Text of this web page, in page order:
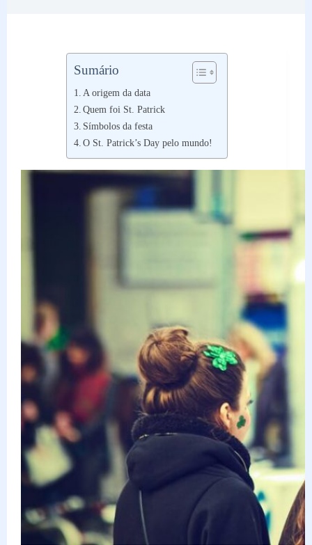
Sumário
A origem da data
Quem foi St. Patrick
Símbolos da festa
O St. Patrick’s Day pelo mundo!